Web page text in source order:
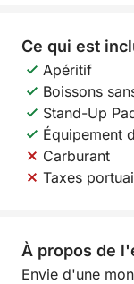
Ce qui est
Apéritif
Boissons
Stand-Up
Équipement
Carburant
Taxes
À propos de
Envie d'une